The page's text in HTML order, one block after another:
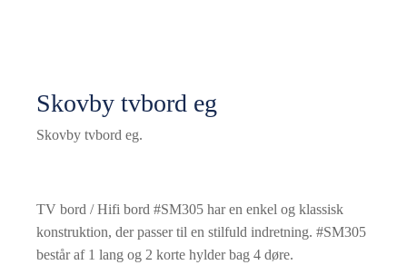
Skovby tvbord eg
Skovby tvbord eg.
TV bord / Hifi bord #SM305 har en enkel og klassisk
konstruktion, der passer til en stilfuld indretning. #SM305
består af 1 lang og 2 korte hylder bag 4 døre.